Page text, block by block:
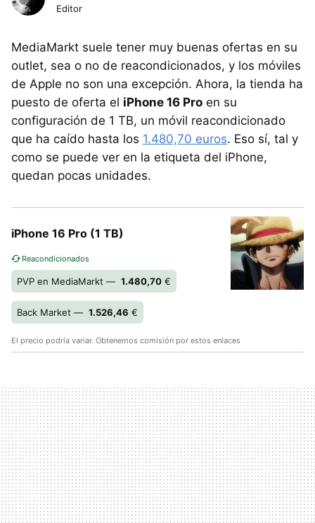
Editor
MediaMarkt suele tener muy buenas ofertas en su
outlet, sea o no de reacondicionados, y los móviles
de Apple no son una excepción. Ahora, la tienda ha
puesto de oferta el iPhone 16 Pro en su
configuración de 1 TB, un móvil reacondicionado
que ha caído hasta los 1.480,70 euros. Eso sí, tal y
como se puede ver en la etiqueta del iPhone,
quedan pocas unidades.
iPhone 16 Pro (1 TB)
Reacondicionados
PVP en MediaMarkt — 1.480,70 €
Back Market — 1.526,46 €
El precio podría variar. Obtenemos comisión por estos enlaces